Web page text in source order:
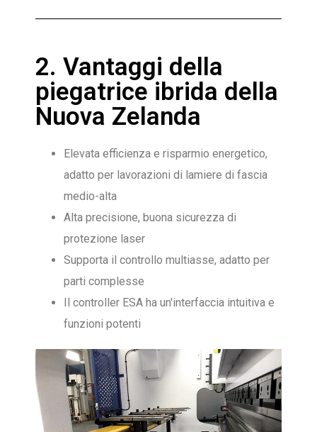
2. Vantaggi della
piegatrice ibrida della
Nuova Zelanda
Elevata efficienza e risparmio energetico,
adatto per lavorazioni di lamiere di fascia
medio-alta
Alta precisione, buona sicurezza di
protezione laser
Supporta il controllo multiasse, adatto per
parti complesse
Il controller ESA ha un'interfaccia intuitiva e
funzioni potenti